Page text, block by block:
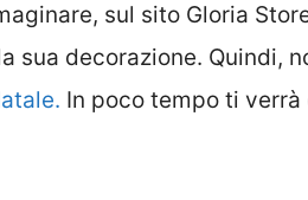
sul sito Gloria
sua decorazione. Quindi,
In poco tempo ti verrà